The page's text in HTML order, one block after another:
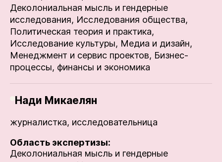
Деколониальная мысль и гендерные
исследования, Исследования общества,
Политическая теория и практика,
Исследование культуры, Медиа и дизайн,
Менеджмент и сервис проектов, Бизнес-
процессы, финансы и экономика
Нади Микаелян
журналистка, исследовательница
Область экспертизы:
Деколониальная мысль и гендерные